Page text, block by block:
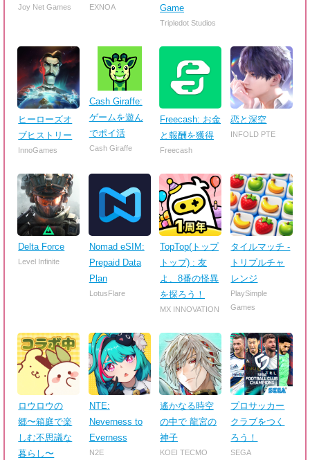
Joy Net Games EXNOA Game
Tripledot Studios
ヒーローズオ
ブヒストリー
InnoGames
Cash Giraffe:
ゲームを遊ん
でポイ活
Cash Giraffe
Freecash: お金
と報酬を獲得
Freecash
恋と深空
INFOLD PTE
Delta Force
Level Infinite
Nomad eSIM:
Prepaid Data
Plan
LotusFlare
TopTop(トップ
トップ) : 友
よ、8番の怪異
を探ろう！
MX INNOVATION
タイルマッチ -
トリプルチャ
レンジ
PlaySimple
Games
ロウロウの
郷〜箱庭で楽
しむ不思議な
暮らし〜
NTE:
Neverness to
Everness
N2E
遙かなる時空
の中で 龍宮の
神子
KOEI TECMO
プロサッカー
クラブをつく
ろう！
SEGA